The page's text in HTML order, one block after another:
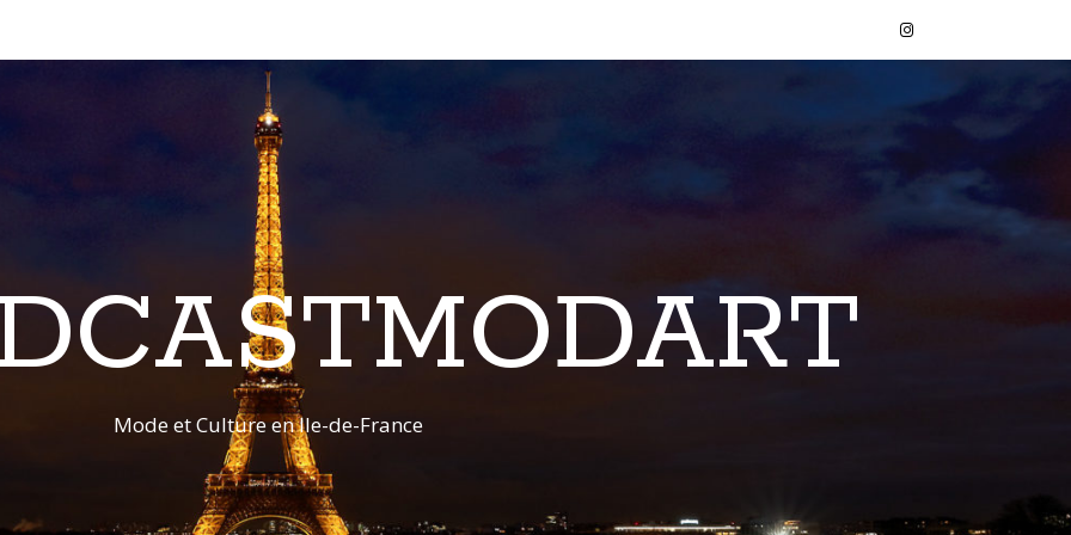
Mode et Culture en Ile-de-France